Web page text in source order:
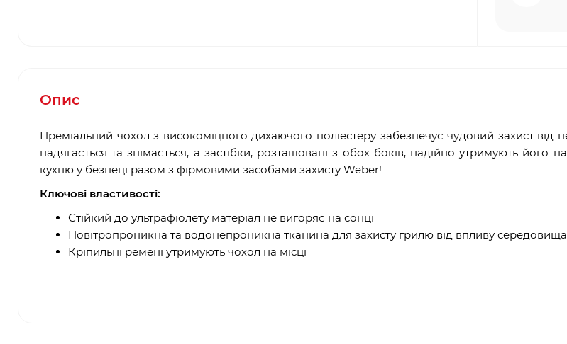
Опис
Преміальний чохол з високоміцного дихаючого поліестеру забезпечує чудовий захист від
надягається та знімається, а застібки, розташовані з обох боків, надійно утримують його
кухню у безпеці разом з фірмовими засобами захисту Weber!
Ключові властивості:
Стійкий до ультрафіолету матеріал не вигоряє на сонці
Повітропроникна та водонепроникна тканина для захисту грилю від впливу середовища
Кріпильні ремені утримують чохол на місці